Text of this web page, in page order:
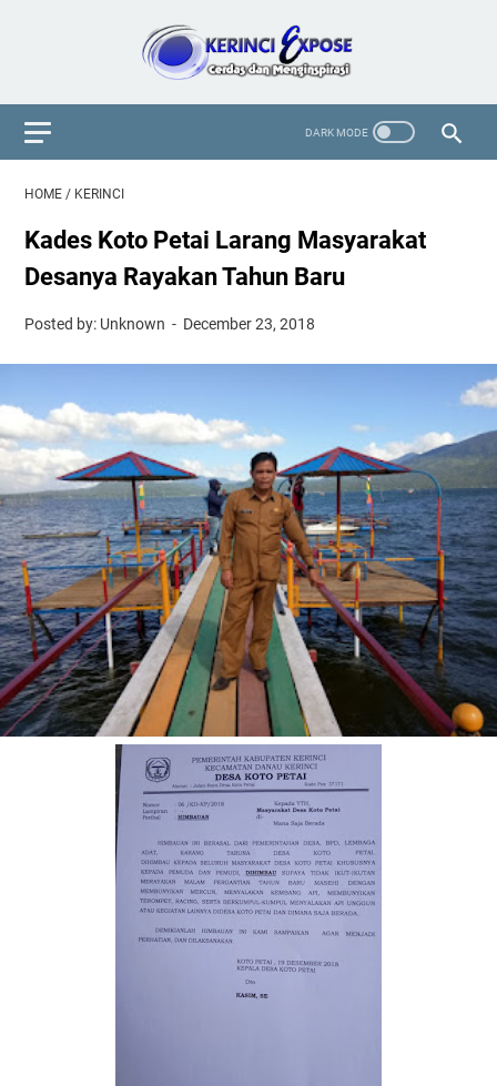
HOME / KERINCI
Kades Koto Petai Larang Masyarakat
Desanya Rayakan Tahun Baru
Posted by: Unknown December 23, 2018